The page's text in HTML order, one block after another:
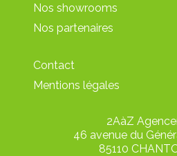
Nos showrooms
Nos partenaires
Contact
Mentions légales
2AàZ
46 avenue du
85110